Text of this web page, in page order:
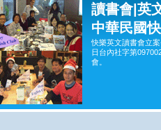
讀書會|英
中華民國
快樂英文讀書會立
日台內社字第
會。